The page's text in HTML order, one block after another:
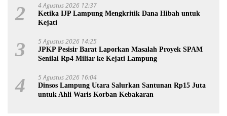
2 4 Agustus 2026 12:37
Ketika IJP Lampung Mengkritik Dana Hibah untuk
Kejati
3 5 Agustus 2026 14:25
JPKP Pesisir Barat Laporkan Masalah Proyek SPAM
Senilai Rp4 Miliar ke Kejati Lampung
4 5 Agustus 2026 16:04
Dinsos Lampung Utara Salurkan Santunan Rp15 Juta
untuk Ahli Waris Korban Kebakaran